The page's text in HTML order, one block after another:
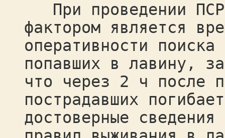
При проведении ПСР
фактором является
оперативности
попавших в лавину,
что через 2 ч после
пострадавших
достоверные